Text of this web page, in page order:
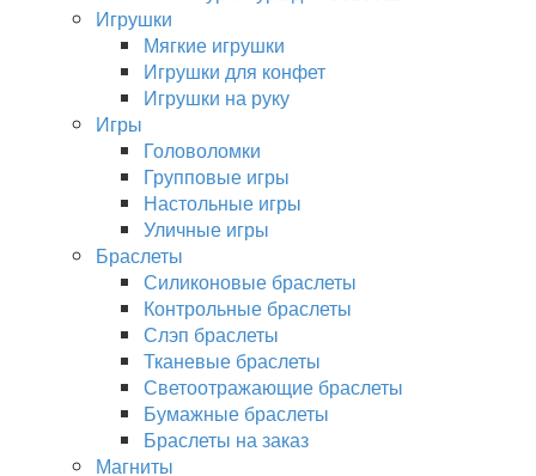
Игрушки
Мягкие игрушки
Игрушки для конфет
Игрушки на руку
Игры
Головоломки
Групповые игры
Настольные игры
Уличные игры
Браслеты
Силиконовые браслеты
Контрольные браслеты
Слэп браслеты
Тканевые браслеты
Светоотражающие браслеты
Бумажные браслеты
Браслеты на заказ
Магниты